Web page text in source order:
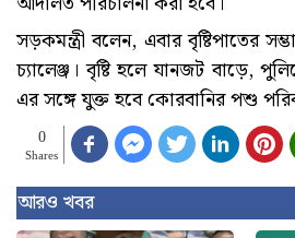
সড়কমন্ত্রী বলেন, এবার বৃষ্টিপাতের
চ্যালেঞ্জ। বৃষ্টি হলে যানজট বাড়ে,
এর সঙ্গে যুক্ত হবে কোরবানির পশু
0
Shares
আরও খবর